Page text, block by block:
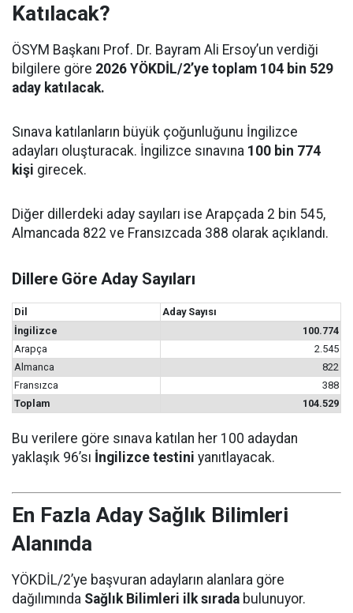
Katılacak?
ÖSYM Başkanı Prof. Dr. Bayram Ali Ersoy’un verdiği
bilgilere göre 2026 YÖKDİL/2’ye toplam 104 bin 529
aday katılacak.
Sınava katılanların büyük çoğunluğunu İngilizce
adayları oluşturacak. İngilizce sınavına 100 bin 774
kişi girecek.
Diğer dillerdeki aday sayıları ise Arapçada 2 bin 545,
Almancada 822 ve Fransızcada 388 olarak açıklandı.
Dillere Göre Aday Sayıları
Dil
Aday Sayısı
İngilizce
100.774
Arapça
2.545
Almanca
822
Fransızca
388
Toplam
104.529
Bu verilere göre sınava katılan her 100 adaydan
yaklaşık 96’sı İngilizce testini yanıtlayacak.
En Fazla Aday Sağlık Bilimleri
Alanında
YÖKDİL/2’ye başvuran adayların alanlara göre
dağılımında Sağlık Bilimleri ilk sırada bulunuyor.